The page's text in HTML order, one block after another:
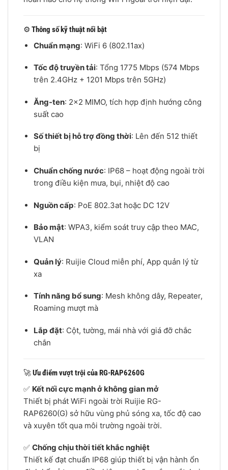
⚙️ Thông số kỹ thuật nổi bật
Chuẩn mạng: WiFi 6 (802.11ax)
Tốc độ truyền tải: Tổng 1775 Mbps (574 Mbps
trên 2.4GHz + 1201 Mbps trên 5GHz)
Ăng-ten: 2×2 MIMO, tích hợp định hướng công
suất cao
Số thiết bị hỗ trợ đồng thời: Lên đến 512 thiết
bị
Chuẩn chống nước: IP68 – hoạt động ngoài trời
trong điều kiện mưa, bụi, nhiệt độ cao
Nguồn cấp: PoE 802.3at hoặc DC 12V
Bảo mật: WPA3, kiểm soát truy cập theo MAC,
VLAN
Quản lý: Ruijie Cloud miễn phí, App quản lý từ
xa
Tính năng bổ sung: Mesh không dây, Repeater,
Roaming mượt mà
Lắp đặt: Cột, tường, mái nhà với giá đỡ chắc
chắn
🚀Ưu điểm vượt trội của RG-RAP6260G
✅ Kết nối cực mạnh ở không gian mở
Thiết bị phát WiFi ngoài trời Ruijie RG-
RAP6260(G) sở hữu vùng phủ sóng xa, tốc độ cao
và xuyên tốt qua môi trường ngoài trời.
✅ Chống chịu thời tiết khắc nghiệt
Thiết kế đạt chuẩn IP68 giúp thiết bị vận hành ổn